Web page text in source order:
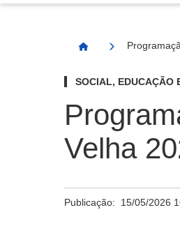
Página Inicial
SOCIAL, EDUCAÇÃO
Velha
Publicação: 15/05/2026